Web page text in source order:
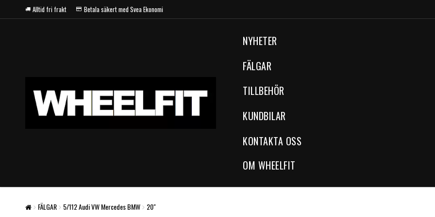
Alltid fri frakt Betala säkert med Svea Ekonomi
NYHETER
FÄLGAR
TILLBEHÖR
KUNDBILAR
KONTAKTA OSS
OM WHEELFIT
FÄLGAR 5/112 Audi VW Mercedes BMW 20"